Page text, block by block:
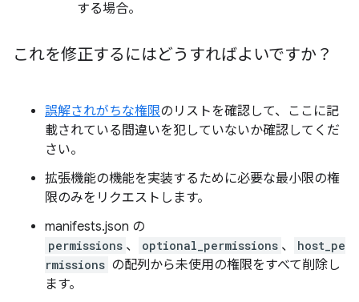
する場合。
これを修正するにはどうすればよいですか？
誤解されがちな権限のリストを確認して、ここに記
載されている間違いを犯していないか確認してくだ
さい。
拡張機能の機能を実装するために必要な最小限の権
限のみをリクエストします。
manifests.json の
permissions 、 optional_permissions 、
host_pe
rmissions の配列から未使用の権限をすべて削除し
ます。